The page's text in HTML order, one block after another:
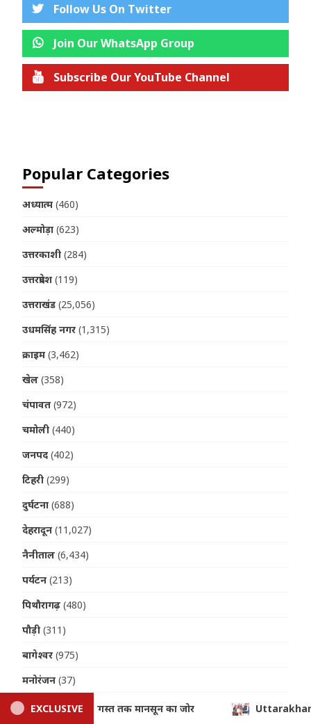
Follow Us On Twitter
Join Our WhatsApp Group
Subscribe Our YouTube Channel
Popular Categories
अध्यात्म (460)
अल्मोड़ा (623)
उत्तरकाशी (284)
उत्तरप्रदेश (119)
उत्तराखंड (25,056)
उधमसिंह नगर (1,315)
क्राइम (3,462)
खेल (358)
चंपावत (972)
चमोली (440)
जनपद (402)
टिहरी (299)
दुर्घटना (688)
देहरादून (11,027)
नैनीताल (6,434)
पर्यटन (213)
पिथौरागढ़ (480)
पौड़ी (311)
बागेश्वर (975)
मनोरंजन (37)
महानगर (151)
EXCLUSIVE
तीलू रौतेली और आंगनबाड़ी पुरस्कार से मातृशक्ति सम्मानित, सीएम